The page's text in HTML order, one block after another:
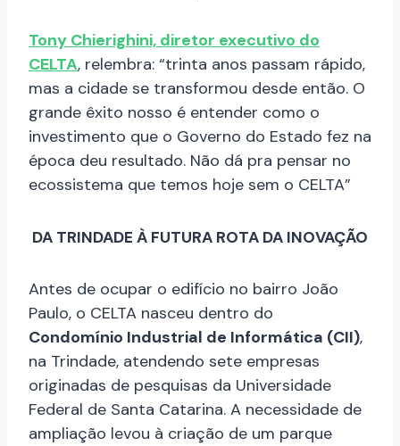
Tony Chierighini, diretor executivo do
CELTA, relembra: “trinta anos passam rápido,
mas a cidade se transformou desde então. O
grande êxito nosso é entender como o
investimento que o Governo do Estado fez na
época deu resultado. Não dá pra pensar no
ecossistema que temos hoje sem o CELTA”
DA TRINDADE À FUTURA ROTA DA INOVAÇÃO
Antes de ocupar o edifício no bairro João
Paulo, o CELTA nasceu dentro do
Condomínio Industrial de Informática (CII),
na Trindade, atendendo sete empresas
originadas de pesquisas da Universidade
Federal de Santa Catarina. A necessidade de
ampliação levou à criação de um parque